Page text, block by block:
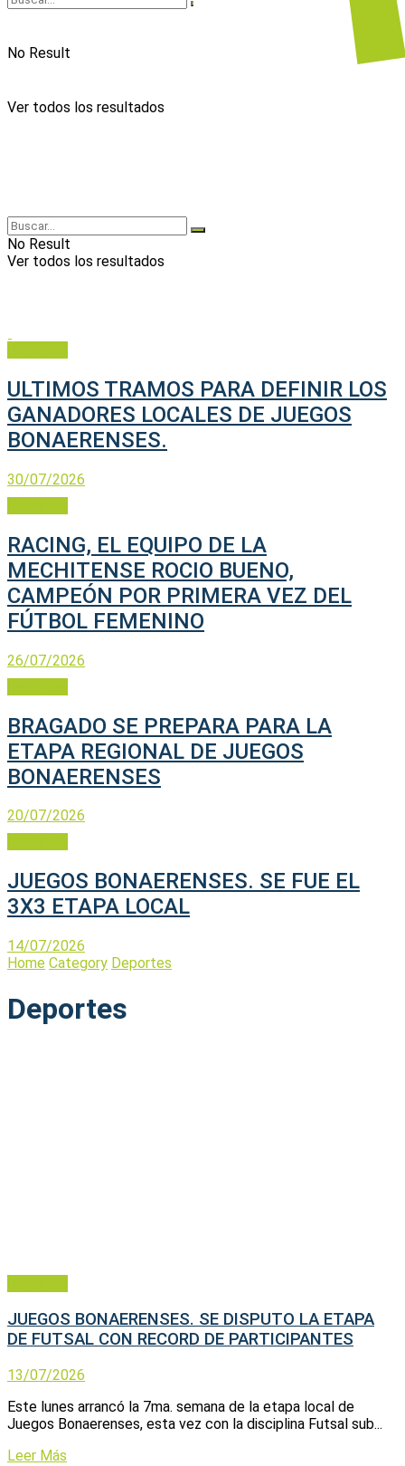
No Result
Ver todos los resultados
No Result
Ver todos los resultados
ULTIMOS TRAMOS PARA DEFINIR LOS
GANADORES LOCALES DE JUEGOS
BONAERENSES.
30/07/2026
RACING, EL EQUIPO DE LA
MECHITENSE ROCIO BUENO,
CAMPEÓN POR PRIMERA VEZ DEL
FÚTBOL FEMENINO
26/07/2026
BRAGADO SE PREPARA PARA LA
ETAPA REGIONAL DE JUEGOS
BONAERENSES
20/07/2026
JUEGOS BONAERENSES. SE FUE EL
3X3 ETAPA LOCAL
14/07/2026
Home Category Deportes
Deportes
JUEGOS BONAERENSES. SE DISPUTO LA ETAPA
DE FUTSAL CON RECORD DE PARTICIPANTES
13/07/2026
Este lunes arrancó la 7ma. semana de la etapa local de
Juegos Bonaerenses, esta vez con la disciplina Futsal sub...
Leer Más